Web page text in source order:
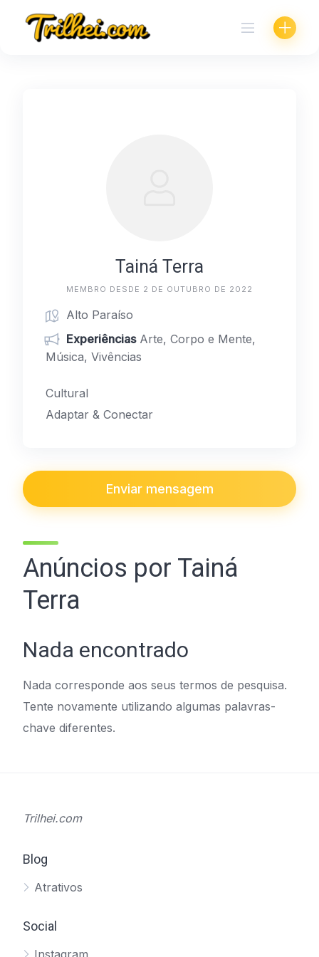
content
Tainá Terra
MEMBRO DESDE 2 DE OUTUBRO DE 2022
Alto Paraíso
ExperiênciasArte, Corpo e Mente,
Música, Vivências
Cultural
Adaptar & Conectar
Enviar mensagem
Anúncios por Tainá
Terra
Nada encontrado
Nada corresponde aos seus termos de pesquisa.
Tente novamente utilizando algumas palavras-
chave diferentes.
Trilhei.com
Blog
Atrativos
Social